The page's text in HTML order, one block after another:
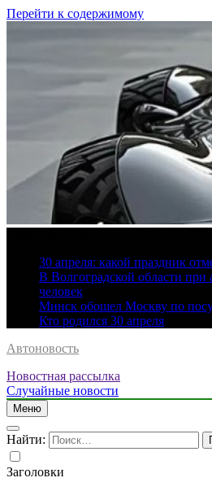
Перейти к содержимому
30 апреля: какой праздник
В Волгоградской области при
человек
Минск обошел Москву по
Кто родился 30 апреля
Автоновость
Новостная рассылка
Случайные новости
Меню
Найти:
Заголовки